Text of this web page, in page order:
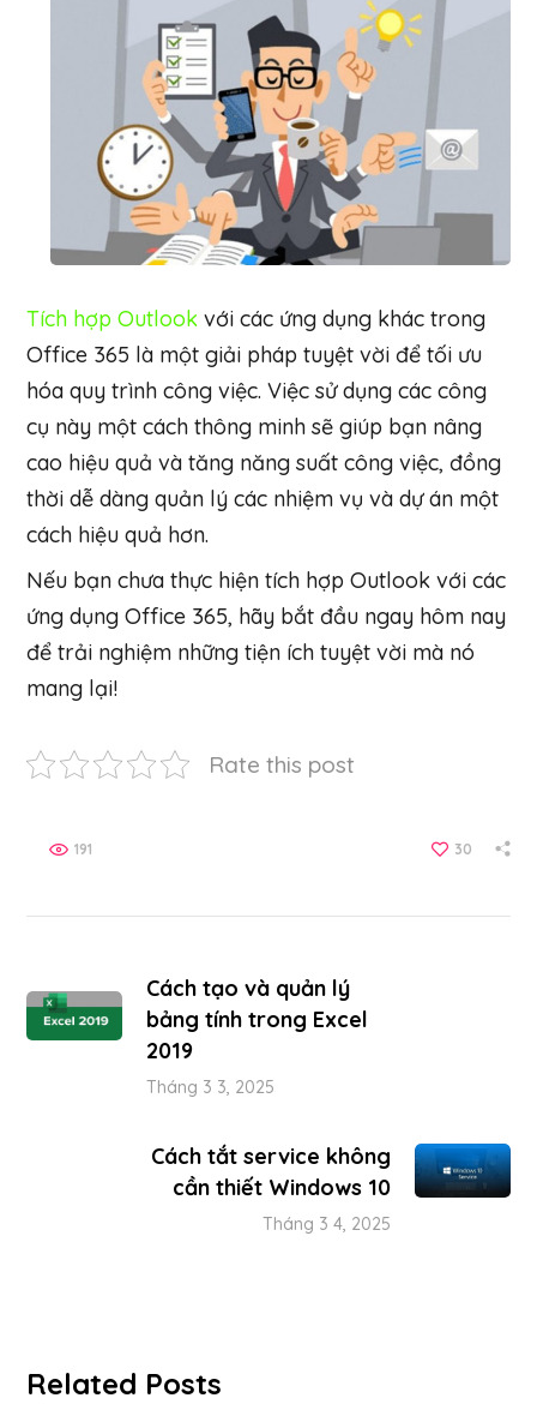
Tích hợp Outlook với các ứng dụng khác trong
Office 365 là một giải pháp tuyệt vời để tối ưu
hóa quy trình công việc. Việc sử dụng các công
cụ này một cách thông minh sẽ giúp bạn nâng
cao hiệu quả và tăng năng suất công việc, đồng
thời dễ dàng quản lý các nhiệm vụ và dự án một
cách hiệu quả hơn.
Nếu bạn chưa thực hiện tích hợp Outlook với các
ứng dụng Office 365, hãy bắt đầu ngay hôm nay
để trải nghiệm những tiện ích tuyệt vời mà nó
mang lại!
Rate this post
30
191
Cách tạo và quản lý
bảng tính trong Excel
2019
Tháng 3 3, 2025
Cách tắt service không
cần thiết Windows 10
Tháng 3 4, 2025
Related Posts